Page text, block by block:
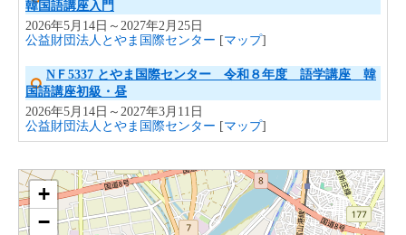
韓国語講座入門
2026年5月14日～2027年2月25日
公益財団法人とやま国際センター [マップ]
NＦ5337 とやま国際センター 令和８年度 語学講座 韓
国語講座初級・昼
2026年5月14日～2027年3月11日
公益財団法人とやま国際センター [マップ]
国語講座初級・夜
2026年5月12日～2027年3月9日
公益財団法人とやま国際センター[マップ]
地図
+
−